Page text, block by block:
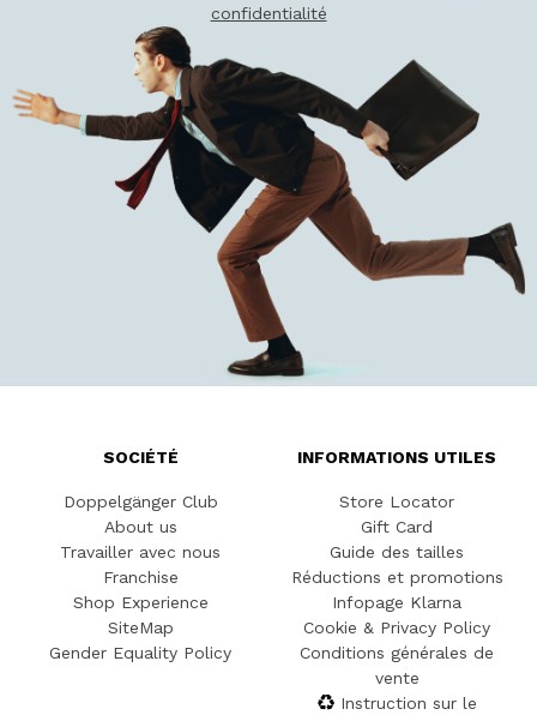
confidentialité
SOCIÉTÉ
Doppelgänger Club
About us
Travailler avec nous
Franchise
Shop Experience
SiteMap
Gender Equality Policy
INFORMATIONS UTILES
Store Locator
Gift Card
Guide des tailles
Réductions et promotions
Infopage Klarna
Cookie & Privacy Policy
Conditions générales de
vente
Instruction sur le